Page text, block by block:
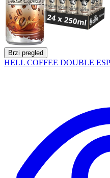
Brzi pregled
HELL COFFEE DOUBLE